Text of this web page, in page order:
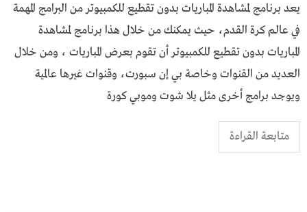
يعد برنامج لمشاهدة المباريات بدون تقطيع للكمبيوتر من البرامج المهمة
في عالم كرة القدم، حيث يمكنك من خلال هذا برنامج لمشاهدة
المباريات بدون تقطيع للكمبيوتر أن تقوم بعرض المباريات ، ومن خلال
العديد من القنوات وخاصة بي إن سبورت، وقنوات غيرها عالمية
ويوجد برامج أخرى مثل يلا شوت وموبي كورة
متابعة القراءة